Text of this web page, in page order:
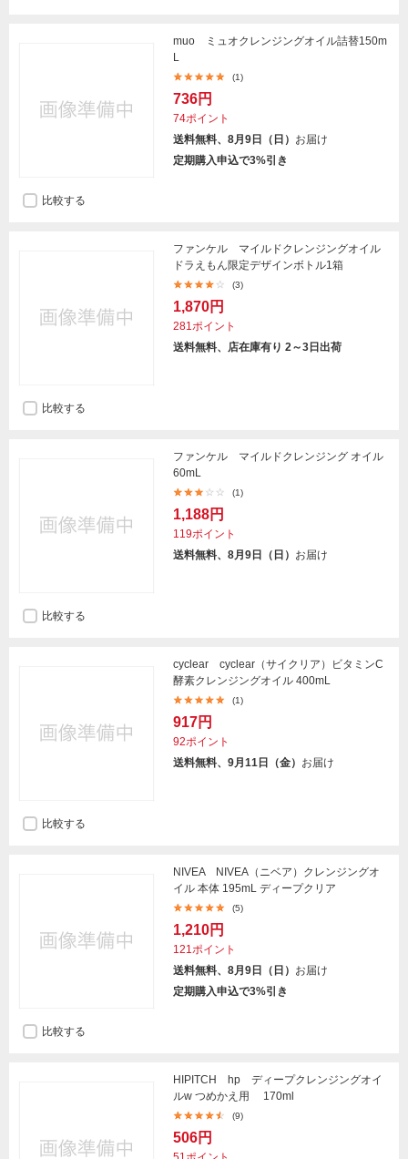
muo ミュオクレンジングオイル詰替150m
L
(1)
736円
74ポイント
送料無料、8月9日（日） お届け
定期購入申込で3%引き
比較する
ファンケル マイルドクレンジングオイル
ドラえもん限定デザインボトル1箱
(3)
1,870円
281ポイント
送料無料、店在庫有り 2～3日出荷
比較する
ファンケル マイルドクレンジング オイル
60mL
(1)
1,188円
119ポイント
送料無料、8月9日（日） お届け
比較する
cyclear cyclear（サイクリア）ビタミンC
酵素クレンジングオイル 400mL
(1)
917円
92ポイント
送料無料、9月11日（金） お届け
比較する
NIVEA NIVEA（ニベア）クレンジングオ
イル 本体 195mL ディープクリア
(5)
1,210円
121ポイント
送料無料、8月9日（日） お届け
定期購入申込で3%引き
比較する
HIPITCH hp ディープクレンジングオイ
ルw つめかえ用 170ml
(9)
506円